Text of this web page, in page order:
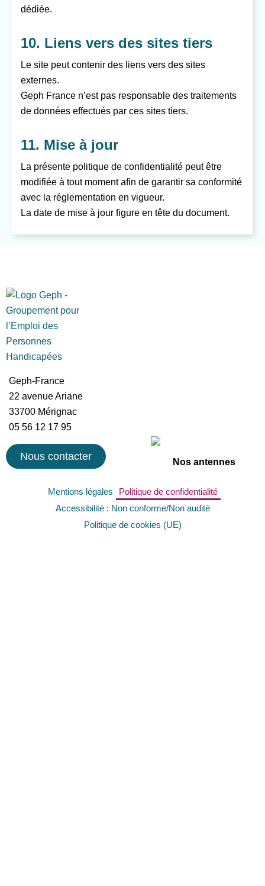
dédiée.
10. Liens vers des sites tiers
Le site peut contenir des liens vers des sites
externes.
Geph France n’est pas responsable des traitements
de données effectués par ces sites tiers.
11. Mise à jour
La présente politique de confidentialité peut être
modifiée à tout moment afin de garantir sa conformité
avec la réglementation en vigueur.
La date de mise à jour figure en tête du document.
Geph-France
22 avenue Ariane
33700 Mérignac
05 56 12 17 95
Nous contacter Nos antennes
Mentions légales
Politique de confidentialité
Accessibilité : Non conforme/Non audité
Politique de cookies (UE)